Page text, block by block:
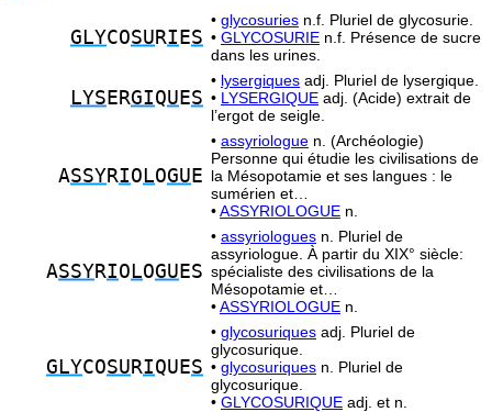
GLYCOSU RI ES
• glycosuries n.f. Pluriel de glycosurie.
• GLYCOSURIE n.f. Présence de sucre
dans les urines.
LYS ERGIQU ES
• lysergiques adj. Pluriel de lysergique.
• LYSERGIQUE adj. (Acide) extrait de
l’ergot de seigle.
ASSYRIO LOGU E
• assyriologue n. (Archéologie)
Personne qui étudie les civilisations de
la Mésopotamie et ses langues : le
sumérien et…
•ASSYRIOLOGUE n.
ASSYRIO LOGU ES
• assyriologues n. Pluriel de
assyriologue. À partir du XIX° siècle:
spécialiste des civilisations de la
Mésopotamie et…
•ASSYRIOLOGUE n.
GLYCOSU RIQUES
• glycosuriques adj. Pluriel de
glycosurique.
• glycosuriques n. Pluriel de
glycosurique.
• GLYCOSURIQUE adj. et n.